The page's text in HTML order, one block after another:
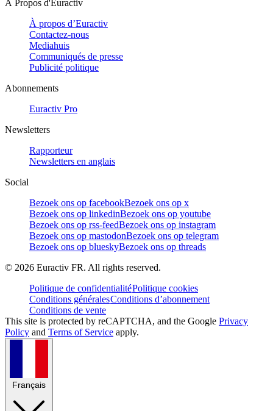
À Propos d'Euractiv
À propos d’Euractiv
Contactez-nous
Mediahuis
Communiqués de presse
Publicité politique
Abonnements
Euractiv Pro
Newsletters
Rapporteur
Newsletters en anglais
Social
Bezoek ons op facebookBezoek ons op x
Bezoek ons op linkedinBezoek ons op youtube
Bezoek ons op rss-feedBezoek ons op instagram
Bezoek ons op mastodonBezoek ons op telegram
Bezoek ons op blueskyBezoek ons op threads
© 2026 Euractiv FR. All rights reserved.
Politique de confidentialitéPolitique cookies
Conditions généralesConditions d’abonnement
Conditions de vente
This site is protected by reCAPTCHA, and the Google Privacy
Policy and Terms of Service apply.
Français